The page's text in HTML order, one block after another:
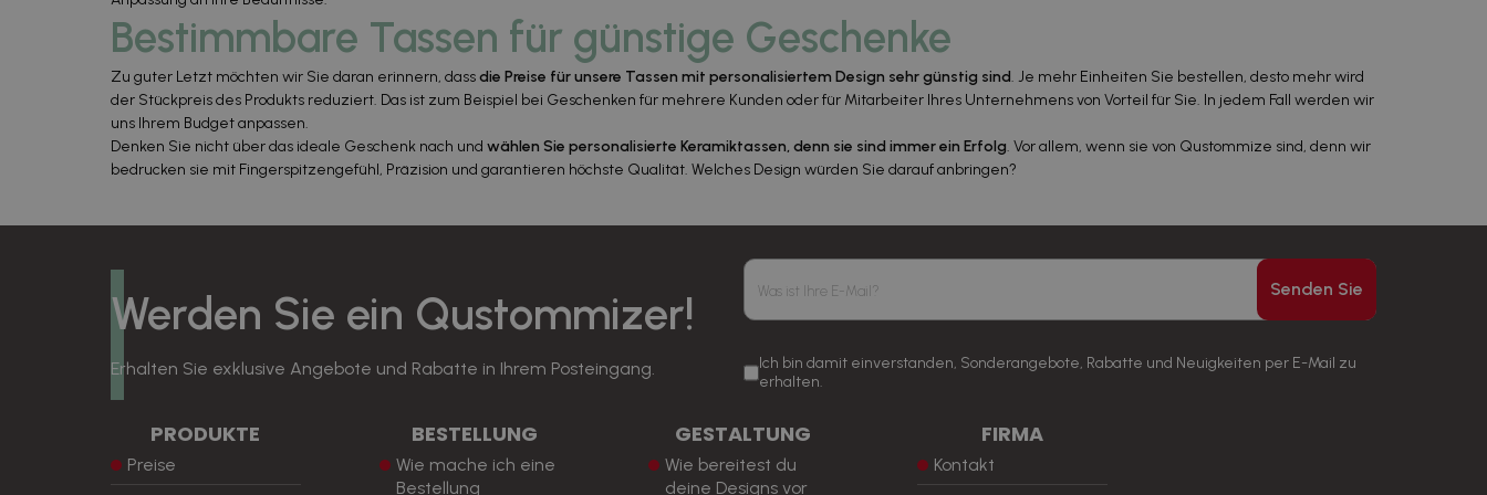
Bestimmbare Tassen für günstige Geschenke
Zu guter Letzt möchten wir Sie daran erinnern, dassdie Preise für unsere Tassen mit personalisiertem Design sehr günstig sind. Je mehr Einheiten Sie bestellen, desto mehr wird
der Stückpreis des Produkts reduziert. Das ist zum Beispiel bei Geschenken für mehrere Kunden oder für Mitarbeiter Ihres Unternehmens von Vorteil für Sie. In jedem Fall werden wir
uns Ihrem Budget anpassen.
Denken Sie nicht über das ideale Geschenk nach und wählen Sie personalisierte Keramiktassen, denn sie sind immer ein Erfolg. Vor allem, wenn sie von Qustommize sind, denn wir
bedrucken sie mit Fingerspitzengefühl, Präzision und garantieren höchste Qualität. Welches Design würden Sie darauf anbringen?
Werden Sie ein Qustommizer!
Erhalten Sie exklusive Angebote und Rabatte in Ihrem Posteingang.
Senden Sie
Ich bin damit einverstanden, Sonderangebote, Rabatte und Neuigkeiten per E-Mail zu
erhalten.
PRODUKTE
Preise
BESTELLUNG
Wie mache ich eine
Bestellung
GESTALTUNG
Wie bereitest du
deine Designs vor
FIRMA
Kontakt